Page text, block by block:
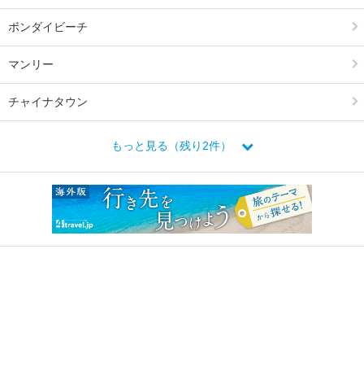
ボンダイビーチ
マンリー
チャイナタウン
もっと見る（残り2件）